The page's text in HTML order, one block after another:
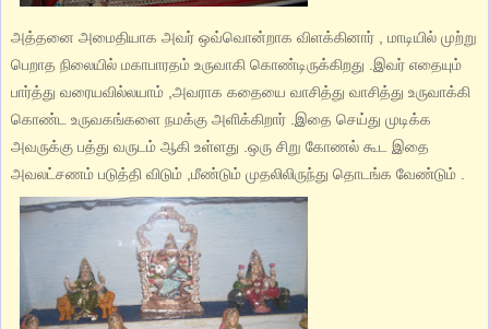
அத்தனை அமைதியாக அவர் ஒவ்வொன்றாக விளக்கினார் , மாடியில் முற்று
பெறாத நிலையில் மகாபாரதம் உருவாகி கொண்டிருக்கிறது .இவர் எதையும்
பார்த்து வரையவில்லயாம் ,அவராக கதையை வாசித்து வாசித்து உருவாக்கி
கொண்ட உருவகங்களை நமக்கு அளிக்கிறார் .இதை செய்து முடிக்க
அவருக்கு பத்து வருடம் ஆகி உள்ளது .ஒரு சிறு கோணல் கூட இதை
அவலட்சணம் படுத்தி விடும் ,மீண்டும் முதலிலிருந்து தொடங்க வேண்டும் .